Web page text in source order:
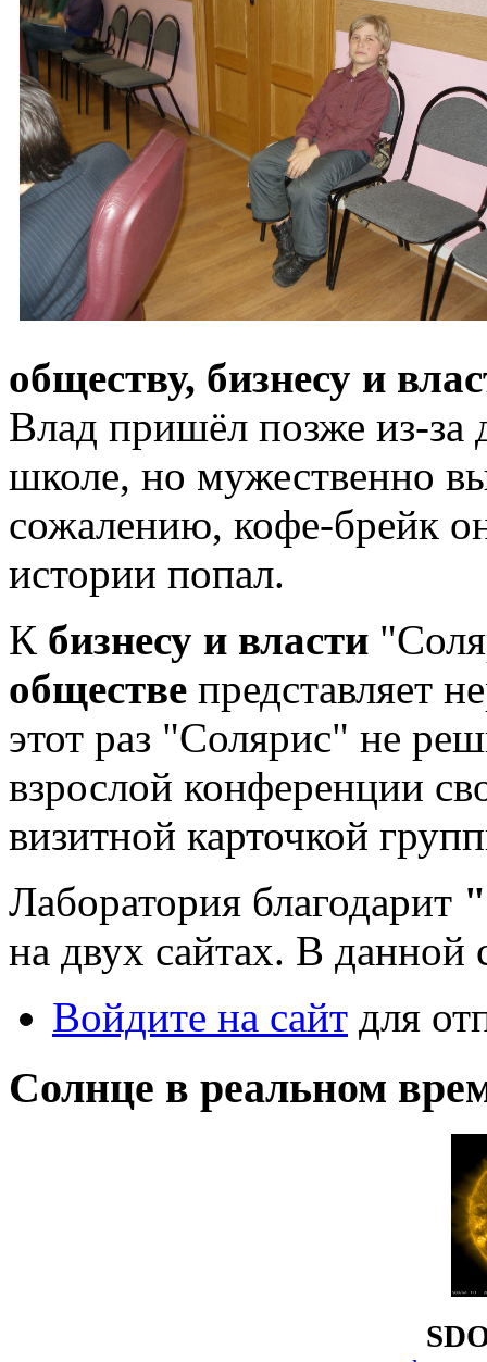
обществу, бизнесу и
Влад пришёл позже из-за
школе, но мужественно
сожалению, кофе-брейк
истории попал.
К бизнесу и власти
обществе представляет
этот раз "Солярис" не
взрослой конференции
визитной карточкой
Лаборатория благодарит
на двух сайтах. В данной
Войдите на сайт для
Солнце в реальном